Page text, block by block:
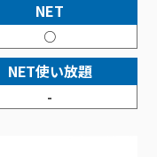
ービス料⾦表
ン
ップ
NET
○
NET使い放題
-